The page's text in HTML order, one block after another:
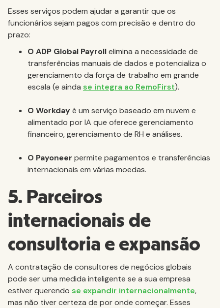
Esses serviços podem ajudar a garantir que os
funcionários sejam pagos com precisão e dentro do
prazo:
O ADP Global Payrollelimina a necessidade de
transferências manuais de dados e potencializa o
gerenciamento da força de trabalho em grande
escala (e ainda se integra ao RemoFirst).
O Workdayé um serviço baseado em nuvem e
alimentado por IA que oferece gerenciamento
financeiro, gerenciamento de RH e análises.
O Payoneer permite pagamentos e transferências
internacionais em várias moedas.
5. Parceiros
internacionais de
consultoria e expansão
A contratação de consultores de negócios globais
pode ser uma medida inteligente se a sua empresa
estiver querendo se expandir internacionalmente,
mas não tiver certeza de por onde começar. Esses